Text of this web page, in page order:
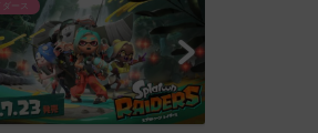
ダース